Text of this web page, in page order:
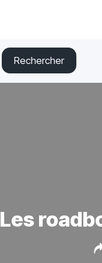
Rechercher
Les